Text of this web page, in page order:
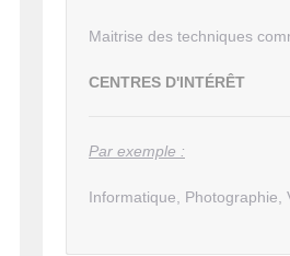
Maitrise des techniques
CENTRES D'INTÉRÊT
Par exemple :
Informatique, Photographie,